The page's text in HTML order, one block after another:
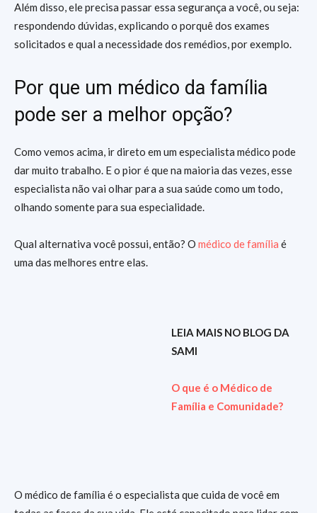
Além disso, ele precisa passar essa segurança a você, ou seja:
respondendo dúvidas, explicando o porquê dos exames
solicitados e qual a necessidade dos remédios, por exemplo.
Por que um médico da família
pode ser a melhor opção?
Como vemos acima, ir direto em um especialista médico pode
dar muito trabalho. E o pior é que na maioria das vezes, esse
especialista não vai olhar para a sua saúde como um todo,
olhando somente para sua especialidade.
Qual alternativa você possui, então? O médico de família é
uma das melhores entre elas.
LEIA MAIS NO BLOG DA
SAMI
O que é o Médico de
Família e Comunidade?
O médico de família é o especialista que cuida de você em